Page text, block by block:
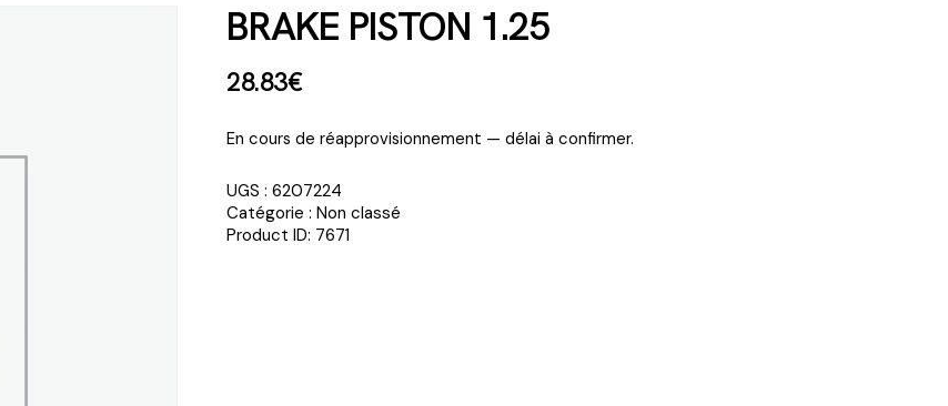
BRAKE PISTON 1.25
28.83€
En cours de réapprovisionnement — délai à confirmer.
UGS : 6207224
Catégorie : Non classé
Product ID: 7671